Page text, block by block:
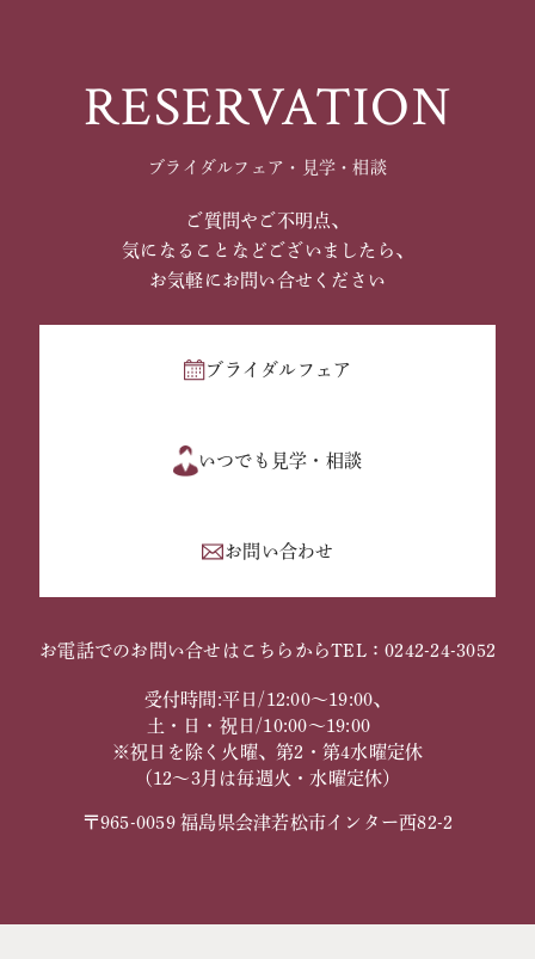
RESERVATION
ブライダルフェア・見学・相談
ご質問やご不明点、
気になることなどございましたら、
お気軽にお問い合せください
ブライダルフェア
いつでも見学・相談
お問い合わせ
お電話でのお問い合せはこちらからTEL：0242-24-3052
受付時間:平日/12:00～19:00、
土・日・祝日/10:00～19:00
※祝日を除く火曜、第2・第4水曜定休
（12～3月は毎週火・水曜定休）
〒965-0059 福島県会津若松市インター西82-2